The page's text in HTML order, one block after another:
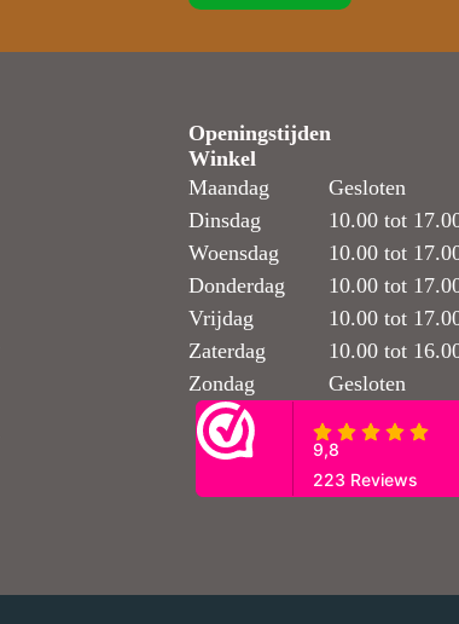
Openingstijden
Winkel
Maandag
Dinsdag
Woensdag
Donderdag
Vrijdag
Zaterdag
Zondag
Gesloten
10.00 tot
10.00 tot
10.00 tot
10.00 tot
10.00 tot
Gesloten